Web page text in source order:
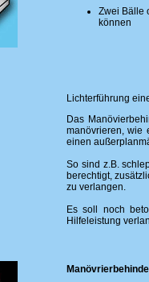
Zwei Bälle
können
Lichterführung
Das
manövrieren, wie
einen
So sind z.B.
berechtigt,
zu verlangen.
Es soll noch
Hilfeleistung